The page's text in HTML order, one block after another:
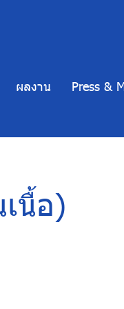
ผลงาน Press &
นื้อ)